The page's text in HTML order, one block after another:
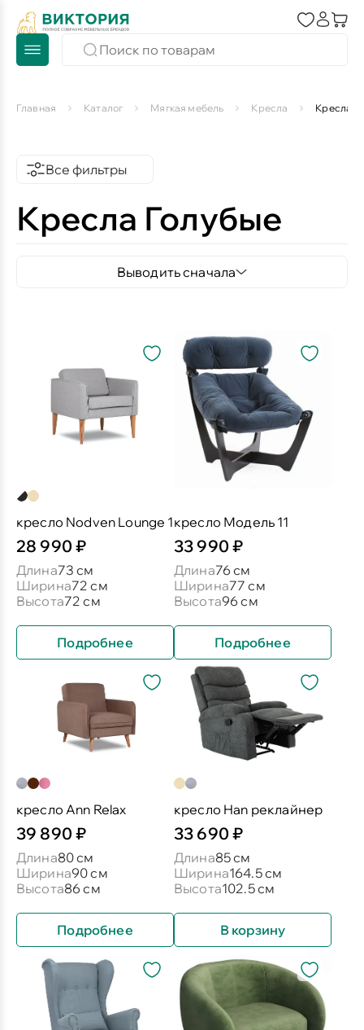
Главная Каталог Мягкая мебель Кресла Кресла
Все фильтры
Кресла Голубые
Выводить сначала
кресло Nodven Lounge 1
28 990 ₽
Длина73 см
Ширина72 см
Высота72 см
Подробнее
кресло Модель 11
33 990 ₽
Длина76 см
Ширина77 см
Высота96 см
Подробнее
кресло Ann Relax
39 890 ₽
Длина80 см
Ширина90 см
Высота86 см
Подробнее
кресло Han реклайнер
33 690 ₽
Длина85 см
Ширина164.5 см
Высота102.5 см
В корзину